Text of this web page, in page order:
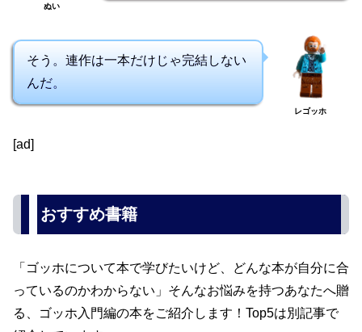
ぬい
そう。連作は一本だけじゃ完結しない
んだ。
レゴッホ
[ad]
おすすめ書籍
「ゴッホについて本で学びたいけど、どんな本が自分に合
っているのかわからない」そんなお悩みを持つあなたへ贈
る、ゴッホ入門編の本をご紹介します！Top5は別記事で